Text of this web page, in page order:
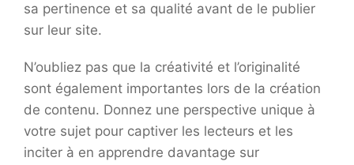
sa pertinence et sa qualité avant de le publier
sur leur site.
N’oubliez pas que la créativité et l’originalité
sont également importantes lors de la création
de contenu. Donnez une perspective unique à
votre sujet pour captiver les lecteurs et les
inciter à en apprendre davantage sur